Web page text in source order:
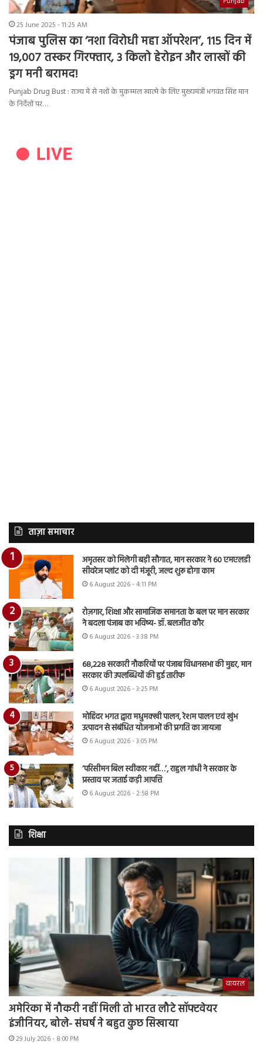
25 June 2025 - 11:25 AM
पंजाब पुलिस का ‘नशा विरोधी महा ऑपरेशन’, 115 दिन में
19,007 तस्कर गिरफ्तार, 3 किलो हेरोइन और लाखों की
ड्रग मनी बरामद!
Punjab Drug Bust : राज्य में से नशों के मुकम्मल खात्मे के लिए मुख्यमंत्री भगवंत सिंह मान
के निर्देशों पर…
ताज़ा समाचार
अमृतसर को मिलेगी बड़ी सौगात, मान सरकार ने 60 एमएलडी
सीवरेज प्लांट को दी मंजूरी, जल्द शुरू होगा काम
6 August 2026 - 4:11 PM
रोज़गार, शिक्षा और सामाजिक समानता के बल पर मान सरकार
ने बदला पंजाब का भविष्य- डॉ. बलजीत कौर
6 August 2026 - 3:38 PM
68,228 सरकारी नौकरियों पर पंजाब विधानसभा की मुहर, मान
सरकार की उपलब्धियों की हुई तारीफ
6 August 2026 - 3:25 PM
मोहिंदर भगत द्वारा मधुमक्खी पालन, रेशम पालन एवं खुंभ
उत्पादन से संबंधित योजनाओं की प्रगति का जायजा
6 August 2026 - 3:05 PM
‘परिसीमन बिल स्वीकार नहीं…’, राहुल गांधी ने सरकार के
प्रस्ताव पर जताई कड़ी आपत्ति
6 August 2026 - 2:58 PM
शिक्षा
वायरल
अमेरिका में नौकरी नहीं मिली तो भारत लौटे सॉफ्टवेयर
इंजीनियर, बोले- संघर्ष ने बहुत कुछ सिखाया
29 July 2026 - 8:00 PM